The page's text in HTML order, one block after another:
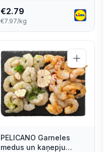
€2.79
€7.97/kg
PELICANO Garneles
medus un kaņepju